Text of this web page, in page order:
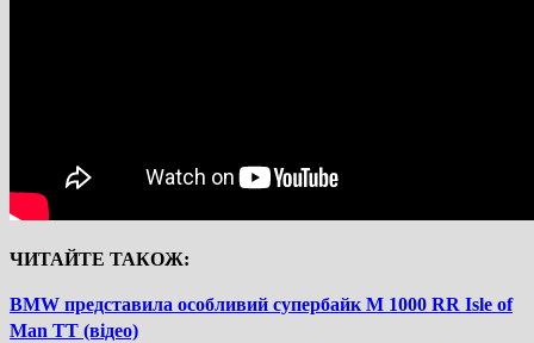
ЧИТАЙТЕ ТАКОЖ:
BMW представила особливий супербайк M 1000 RR Isle of
Man TT (відео)